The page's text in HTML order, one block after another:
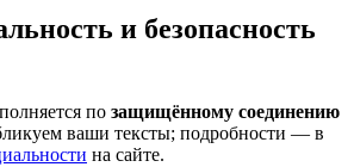
и безопасность
по защищённому соединению
ваши тексты; подробности — в
на сайте.